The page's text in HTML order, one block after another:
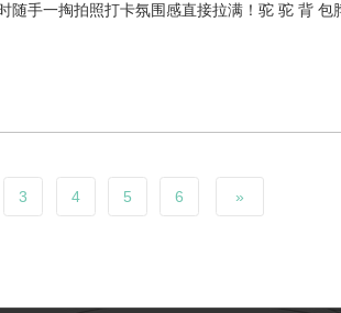
手一掏拍照打卡氛围感直接拉满！驼 驼 背
3 4 5 6 »